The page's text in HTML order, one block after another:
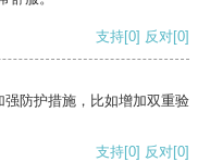
支持[0] 反对[0]
防护措施，比如增加双重验
支持[0] 反对[0]